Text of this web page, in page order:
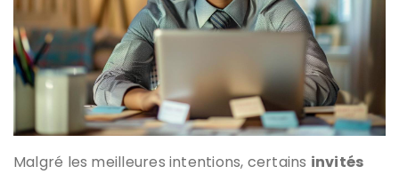
Malgré les meilleures intentions, certains invités